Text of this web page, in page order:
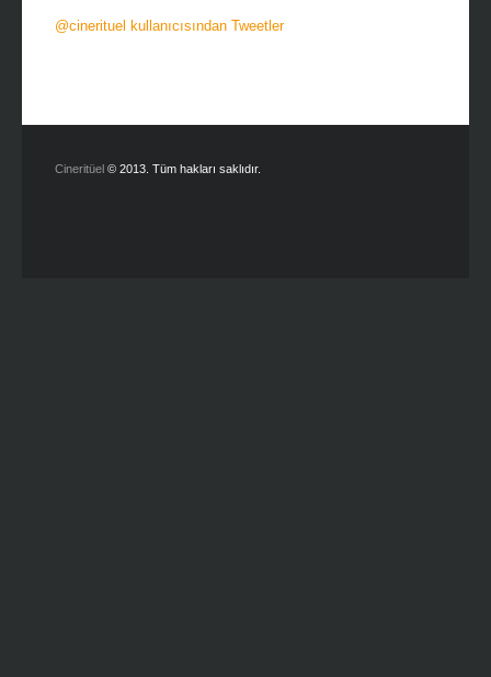
@cinerituel kullanıcısından Tweetler
Cineritüel © 2013. Tüm hakları saklıdır.